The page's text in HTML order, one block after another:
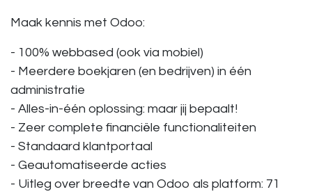
Maak kennis met Odoo:
- 100% webbased (ook via mobiel)
- Meerdere boekjaren (en bedrijven) in één
administratie
- Alles-in-één oplossing: maar jij bepaalt!
- Zeer complete financiële functionaliteiten
- Standaard klantportaal
- Geautomatiseerde acties
- Uitleg over breedte van Odoo als platform: 71